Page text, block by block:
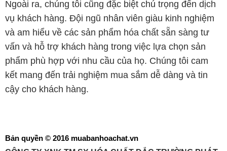
Ngoài ra, chúng tôi cũng đặc biệt chú trọng đến dịch
vụ khách hàng. Đội ngũ nhân viên giàu kinh nghiệm
và am hiểu về các sản phẩm hóa chất sẵn sàng tư
vấn và hỗ trợ khách hàng trong việc lựa chọn sản
phẩm phù hợp với nhu cầu của họ. Chúng tôi cam
kết mang đến trải nghiệm mua sắm dễ dàng và tin
cậy cho khách hàng.
Bản quyền © 2016 muabanhoachat.vn